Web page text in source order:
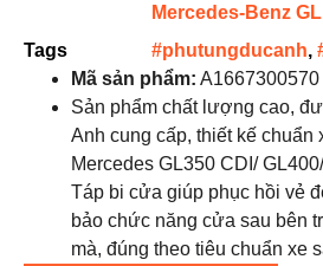
Mercedes-Benz GL
Tags
#phutungducanh,
Mã sản phẩm: A1667300570
Sản phẩm chất lượng cao,
Anh cung cấp, thiết kế chuẩn
Mercedes GL350 CDI/
Táp bi cửa giúp phục hồi vẻ
bảo chức năng cửa sau bên
mà, đúng theo tiêu chuẩn xe